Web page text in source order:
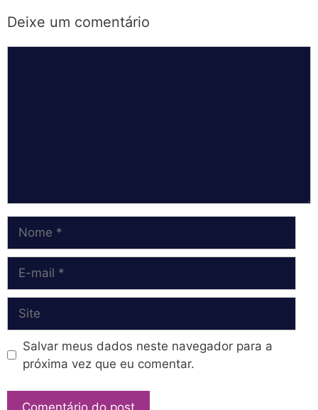
Deixe um comentário
mail
Salvar meus dados neste navegador para a
próxima vez que eu comentar.